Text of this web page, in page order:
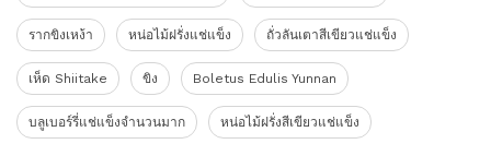
รากขิงเหง้า หน่อไม้ฝรั่งแช่แข็ง ถั่วลันเตาสีเขียวแช่แข็ง
เห็ด Shiitake ขิง Boletus Edulis Yunnan
บลูเบอร์รี่แช่แข็งจำนวนมาก หน่อไม้ฝรั่งสีเขียวแช่แข็ง